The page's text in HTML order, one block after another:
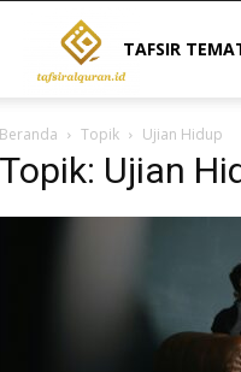
Tafsir
Al
TAFSIR
Beranda Topik Ujian Hidup
Topik: Ujian